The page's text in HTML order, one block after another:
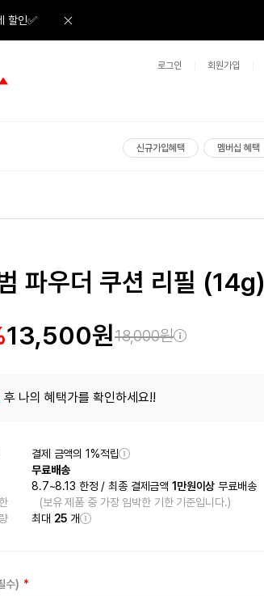
할인✅
로그인 회원가입
신규가입혜택 멤버십 혜택
파우더 쿠션 리필 (14g)
13,500원18,000원
후 나의 혜택가를 확인하세요!!
결제 금액의 1%적립
무료배송
8.7~8.13 한정 /최종 결제금액 1만원이상 무료배송
(보유 제품 중 가장 임박한 기한 기준입니다.)
최대 25 개
수)